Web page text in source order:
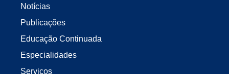
Notícias
Publicações
Educação Continuada
Especialidades
Serviços